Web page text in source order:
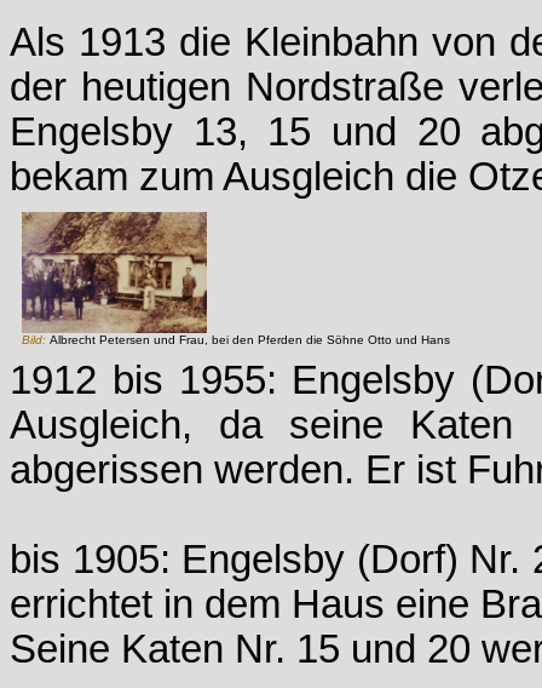
Als 1913 die Kleinbahn von
der heutigen Nordstraße
Engelsby 13, 15 und 20
bekam zum Ausgleich die
Bild: Albrecht Petersen und Frau, bei den Pferden die Söhne Otto und Hans
1912 bis 1955: Engelsby
Ausgleich, da seine
abgerissen werden. Er ist
bis 1905: Engelsby (Dorf)
errichtet in dem Haus eine
Seine Katen Nr. 15 und 20